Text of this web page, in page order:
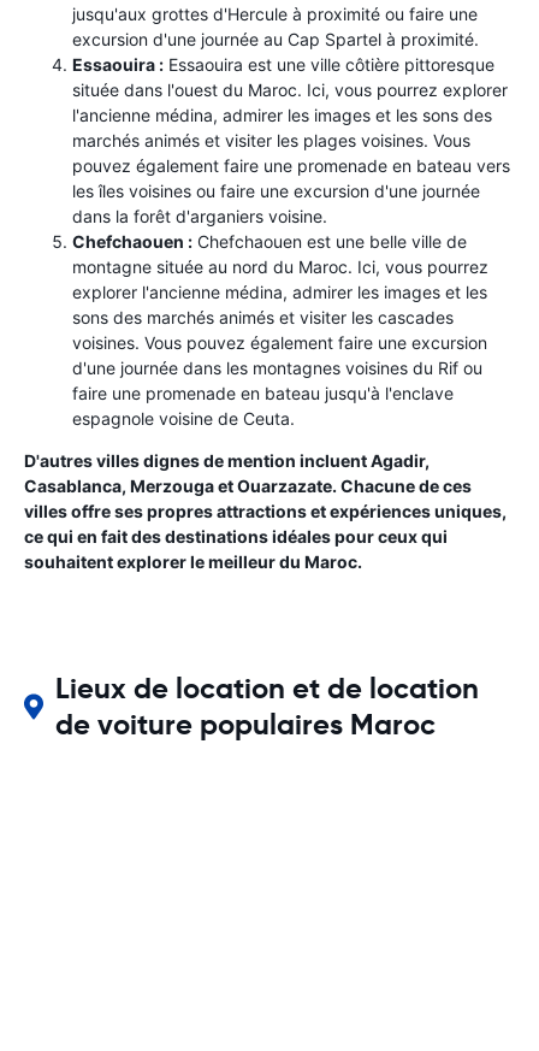
jusqu'aux grottes d'Hercule à proximité ou faire une
excursion d'une journée au Cap Spartel à proximité.
Essaouira : Essaouira est une ville côtière pittoresque
située dans l'ouest du Maroc. Ici, vous pourrez explorer
l'ancienne médina, admirer les images et les sons des
marchés animés et visiter les plages voisines. Vous
pouvez également faire une promenade en bateau vers
les îles voisines ou faire une excursion d'une journée
dans la forêt d'arganiers voisine.
Chefchaouen : Chefchaouen est une belle ville de
montagne située au nord du Maroc. Ici, vous pourrez
explorer l'ancienne médina, admirer les images et les
sons des marchés animés et visiter les cascades
voisines. Vous pouvez également faire une excursion
d'une journée dans les montagnes voisines du Rif ou
faire une promenade en bateau jusqu'à l'enclave
espagnole voisine de Ceuta.
D'autres villes dignes de mention incluent Agadir,
Casablanca, Merzouga et Ouarzazate. Chacune de ces
villes offre ses propres attractions et expériences uniques,
ce qui en fait des destinations idéales pour ceux qui
souhaitent explorer le meilleur du Maroc.
Lieux de location et de location
de voiture populaires Maroc